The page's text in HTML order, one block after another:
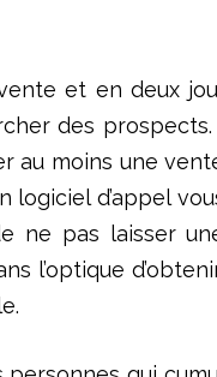
et en deux
des
moins une
d’appel
ne pas laisser
l’optique